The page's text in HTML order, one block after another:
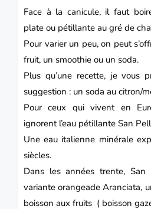
Face à la canicule, il faut
plate ou pétillante au gré de
Pour varier un peu, on peut
fruit, un smoothie ou un soda.
Plus qu’une recette, je vous
suggestion : un soda au citron/
Pour ceux qui vivent en
ignorent l’eau pétillante San
Une eau italienne minérale
siècles.
Dans les années trente, San
varianteorangeade Aranciata,
boisson aux fruits ( boisson